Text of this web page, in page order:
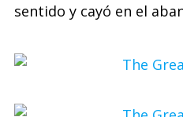
sentido y cayó en el